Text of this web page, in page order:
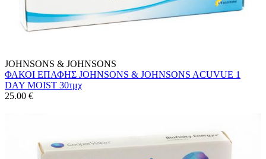
JOHNSONS & JOHNSONS
ΦΑΚΟΙ ΕΠΑΦΗΣ JOHNSONS & JOHNSONS ACUVUE 1
DAY MOIST 30τμχ
25.00 €